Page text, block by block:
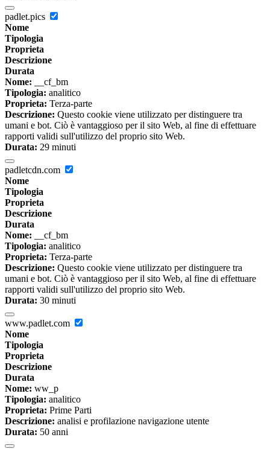
padlet.pics
Nome
Tipologia
Proprieta
Descrizione
Durata
Nome: __cf_bm
Tipologia: analitico
Proprieta: Terza-parte
Descrizione: Questo cookie viene utilizzato per distinguere tra
umani e bot. Ciò è vantaggioso per il sito Web, al fine di effettuare
rapporti validi sull'utilizzo del proprio sito Web.
Durata: 29 minuti
padletcdn.com
Nome
Tipologia
Proprieta
Descrizione
Durata
Nome: __cf_bm
Tipologia: analitico
Proprieta: Terza-parte
Descrizione: Questo cookie viene utilizzato per distinguere tra
umani e bot. Ciò è vantaggioso per il sito Web, al fine di effettuare
rapporti validi sull'utilizzo del proprio sito Web.
Durata: 30 minuti
www.padlet.com
Nome
Tipologia
Proprieta
Descrizione
Durata
Nome: ww_p
Tipologia: analitico
Proprieta: Prime Parti
Descrizione: analisi e profilazione navigazione utente
Durata: 50 anni